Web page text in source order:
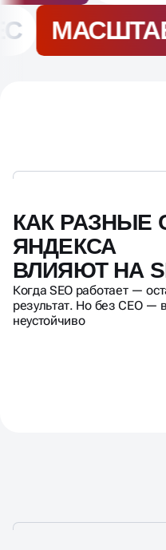
КАК РАЗНЫЕ
ЯНДЕКСА
ВЛИЯЮТ НА
Когда SEO работает —
результат. Но без СЕО —
неустойчиво